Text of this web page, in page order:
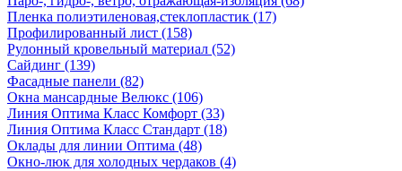
Пленка полиэтиленовая,стеклопластик (17)
Профилированный лист (158)
Рулонный кровельный материал (52)
Сайдинг (139)
Фасадные панели (82)
Окна мансардные Велюкс (106)
Линия Оптима Класс Комфорт (33)
Линия Оптима Класс Стандарт (18)
Оклады для линии Оптима (48)
Окно-люк для холодных чердаков (4)